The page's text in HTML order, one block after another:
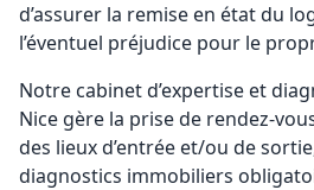
d’assurer la remise en état du
l’éventuel préjudice pour le
Notre cabinet d’expertise et
Nice gère la prise de rendez-
des lieux d’entrée et/ou de
diagnostics immobiliers